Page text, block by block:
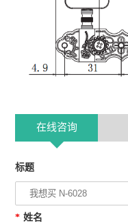
在线咨询
标题
* 姓名